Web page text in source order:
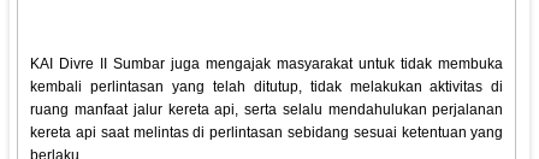
KAI Divre II Sumbar juga mengajak masyarakat untuk tidak membuka
kembali perlintasan yang telah ditutup, tidak melakukan aktivitas di
ruang manfaat jalur kereta api, serta selalu mendahulukan perjalanan
kereta api saat melintas di perlintasan sebidang sesuai ketentuan yang
berlaku.